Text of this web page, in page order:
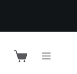
Shopping